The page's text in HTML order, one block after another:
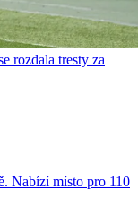
rozdala tresty za
Nabízí místo pro 110